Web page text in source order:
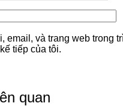
email, và trang web trong
tiếp của tôi.
quan